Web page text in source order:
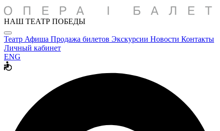
НАШ ТЕАТР ПОБЕДЫ
Театр Афиша Продажа билетов Экскурсии Новости Контакты
Личный кабинет
ENG